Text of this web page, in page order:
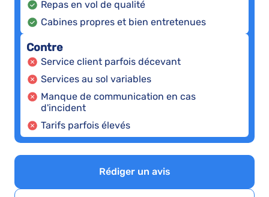
Repas en vol de qualité
Cabines propres et bien entretenues
Contre
Service client parfois décevant
Services au sol variables
Manque de communication en cas
d'incident
Tarifs parfois élevés
Rédiger un avis